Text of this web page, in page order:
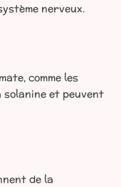
nerveux.
comme les
et peuvent
de la